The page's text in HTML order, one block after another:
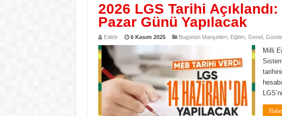
2026 LGS Tarihi
Pazar Günü Yapılacak
Editör 6 Kasım 2025 Bugünün Manşetleri, Eğitim, Genel,
Milli